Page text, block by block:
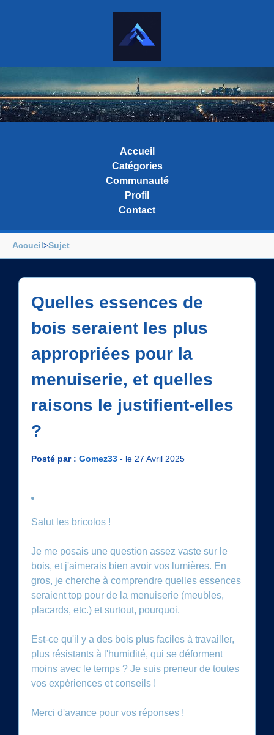
Accueil
Catégories
Communauté
Profil
Contact
Accueil>Sujet
Quelles essences de
bois seraient les plus
appropriées pour la
menuiserie, et quelles
raisons le justifient-elles
?
Posté par : Gomez33 - le 27 Avril 2025
Salut les bricolos !
Je me posais une question assez vaste sur le
bois, et j'aimerais bien avoir vos lumières. En
gros, je cherche à comprendre quelles essences
seraient top pour de la menuiserie (meubles,
placards, etc.) et surtout, pourquoi.
Est-ce qu'il y a des bois plus faciles à travailler,
plus résistants à l'humidité, qui se déforment
moins avec le temps ? Je suis preneur de toutes
vos expériences et conseils !
Merci d'avance pour vos réponses !